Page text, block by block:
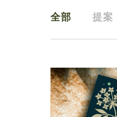
全部 提案